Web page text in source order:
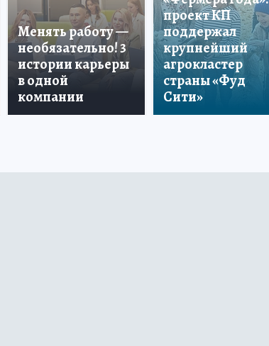
Менять работу —
необязательно! 3
истории карьеры
в одной
компании
проект КП
поддержал
крупнейший
агрокластер
страны «Фуд
Сити»